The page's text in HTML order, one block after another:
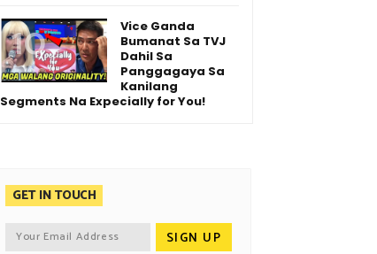
Vice Ganda
Bumanat Sa TVJ
Dahil Sa
Panggagaya Sa
Kanilang
Segments Na Expecially for You!
GET IN TOUCH